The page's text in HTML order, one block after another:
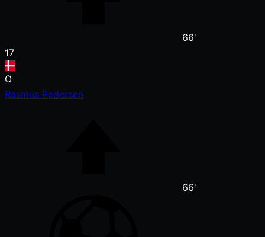
66'
17
O
Rasmus Pedersen
66'